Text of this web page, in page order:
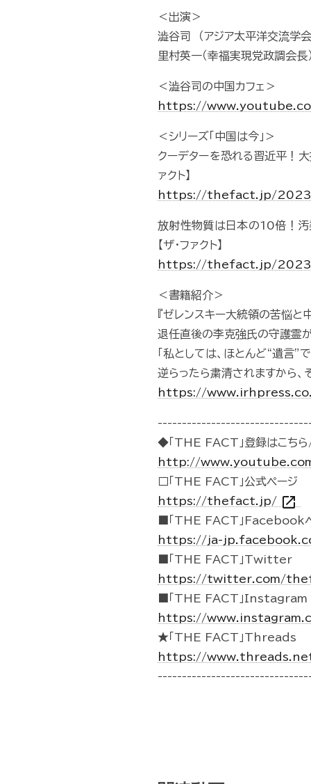
＜出演＞
澁谷司 （アジア太平洋交流学
里村英一（幸福実現党政調会長
＜澁谷司の中国カフェ＞
https://
＜シリーズ「中国は今」＞
クーデターを恐れる習近平！大
ァクト】
https://thefact.jp/
放射性物質は日本の10倍！汚
【ザ・ファクト】
https://thefact.jp/
＜書籍紹介＞
『ゼレンスキー大統領の苦悩と
退任直後の李克強氏の守護霊
「私としては、ほとんど“遺言”
逆らったら粛清されますから、
https://
◆「THE FACT」登録はこ
http://
□「THE FACT」公式ページ
https://thefact.jp/ open_in_new
■「THE FACT」Facebook
https://ja-
■「THE FACT」Twitter
https://twitter.com/
■「THE FACT」Instagram
https://
★「THE FACT」Threads
https://